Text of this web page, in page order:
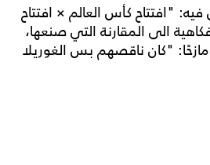
"افتتاح كأس العالم × افتتاح
الى المقارنة التي صنعها،
"كان ناقصهم بس الغوريلا